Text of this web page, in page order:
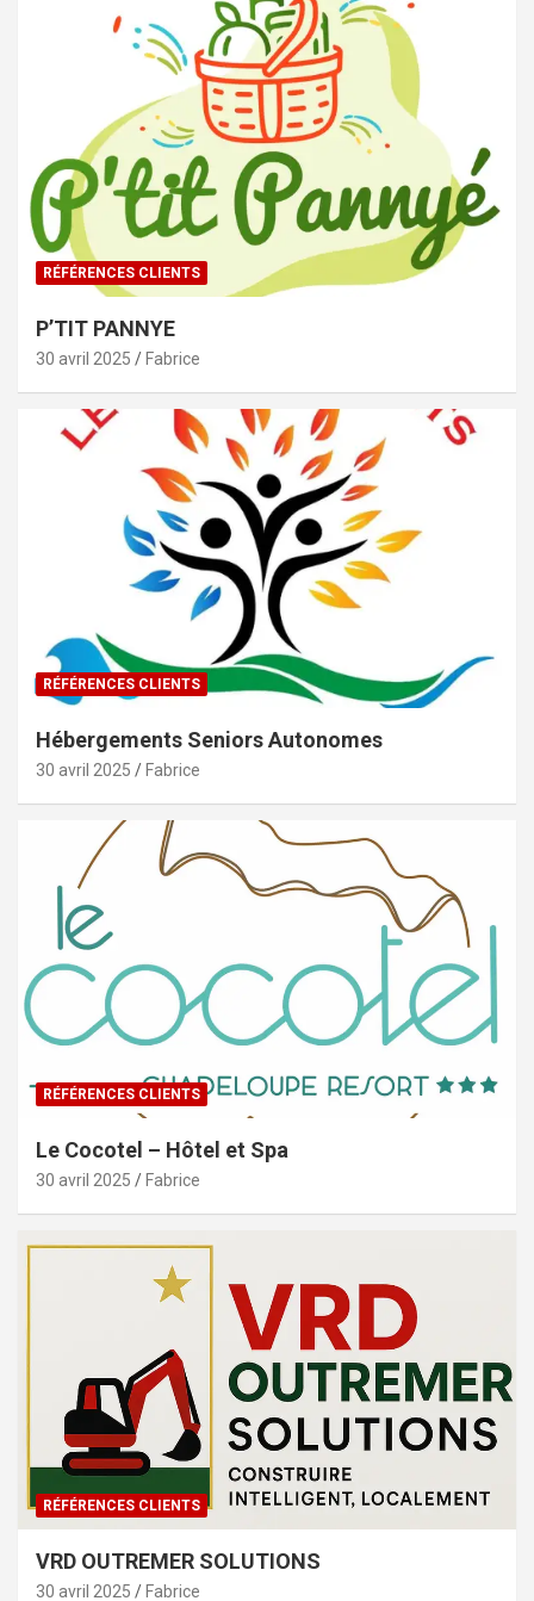
RÉFÉRENCES CLIENTS
P’TIT PANNYE
30 avril 2025 Fabrice
RÉFÉRENCES CLIENTS
Hébergements Seniors Autonomes
30 avril 2025 Fabrice
RÉFÉRENCES CLIENTS
Le Cocotel – Hôtel et Spa
30 avril 2025 Fabrice
RÉFÉRENCES CLIENTS
VRD OUTREMER SOLUTIONS
30 avril 2025 Fabrice